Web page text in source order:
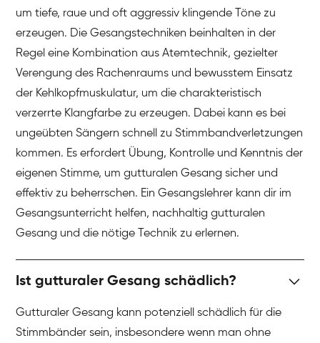
um tiefe, raue und oft aggressiv klingende Töne zu
erzeugen. Die Gesangstechniken beinhalten in der
Regel eine Kombination aus Atemtechnik, gezielter
Verengung des Rachenraums und bewusstem Einsatz
der Kehlkopfmuskulatur, um die charakteristisch
verzerrte Klangfarbe zu erzeugen. Dabei kann es bei
ungeübten Sängern schnell zu Stimmbandverletzungen
kommen. Es erfordert Übung, Kontrolle und Kenntnis der
eigenen Stimme, um gutturalen Gesang sicher und
effektiv zu beherrschen. Ein Gesangslehrer kann dir im
Gesangsunterricht helfen, nachhaltig gutturalen
Gesang und die nötige Technik zu erlernen.
Ist gutturaler Gesang schädlich?
Gutturaler Gesang kann potenziell schädlich für die
Stimmbänder sein, insbesondere wenn man ohne